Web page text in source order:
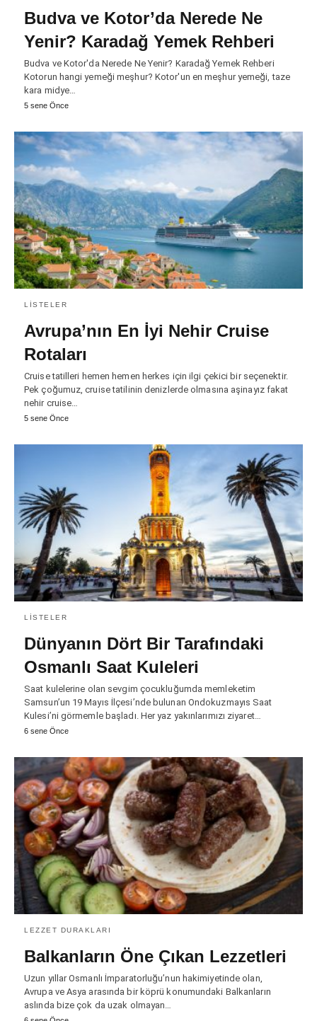
Budva ve Kotor’da Nerede Ne
Yenir? Karadağ Yemek Rehberi
Budva ve Kotor'da Nerede Ne Yenir? Karadağ Yemek Rehberi
Kotorun hangi yemeği meşhur? Kotor'un en meşhur yemeği, taze
kara midye…
5 sene Önce
LISTELER
Avrupa’nın En İyi Nehir Cruise
Rotaları
Cruise tatilleri hemen hemen herkes için ilgi çekici bir seçenektir.
Pek çoğumuz, cruise tatilinin denizlerde olmasına aşinayız fakat
nehir cruise…
5 sene Önce
LISTELER
Dünyanın Dört Bir Tarafındaki
Osmanlı Saat Kuleleri
Saat kulelerine olan sevgim çocukluğumda memleketim
Samsun’un 19 Mayıs İlçesi’nde bulunan Ondokuzmayıs Saat
Kulesi’ni görmemle başladı. Her yaz yakınlarımızı ziyaret…
6 sene Önce
LEZZET DURAKLARI
Balkanların Öne Çıkan Lezzetleri
Uzun yıllar Osmanlı İmparatorluğu’nun hakimiyetinde olan,
Avrupa ve Asya arasında bir köprü konumundaki Balkanların
aslında bize çok da uzak olmayan…